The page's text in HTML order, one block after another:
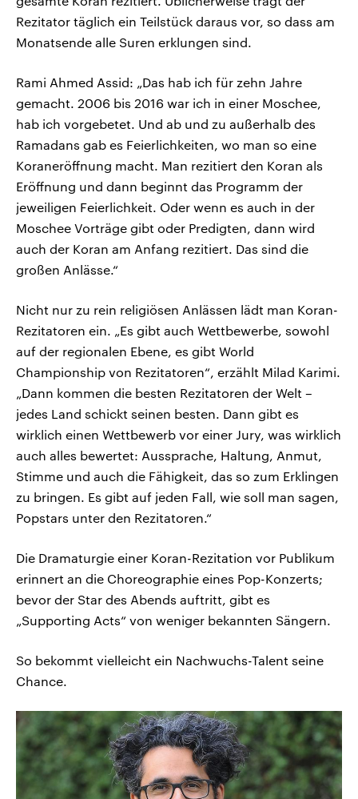
Rezitator täglich ein Teilstück daraus vor, so dass am
Monatsende alle Suren erklungen sind.
Rami Ahmed Assid: „Das hab ich für zehn Jahre
gemacht. 2006 bis 2016 war ich in einer Moschee,
hab ich vorgebetet. Und ab und zu außerhalb des
Ramadans gab es Feierlichkeiten, wo man so eine
Koraneröffnung macht. Man rezitiert den Koran als
Eröffnung und dann beginnt das Programm der
jeweiligen Feierlichkeit. Oder wenn es auch in der
Moschee Vorträge gibt oder Predigten, dann wird
auch der Koran am Anfang rezitiert. Das sind die
großen Anlässe.“
Nicht nur zu rein religiösen Anlässen lädt man Koran-
Rezitatoren ein. „Es gibt auch Wettbewerbe, sowohl
auf der regionalen Ebene, es gibt World
Championship von Rezitatoren“, erzählt Milad Karimi.
„Dann kommen die besten Rezitatoren der Welt –
jedes Land schickt seinen besten. Dann gibt es
wirklich einen Wettbewerb vor einer Jury, was wirklich
auch alles bewertet: Aussprache, Haltung, Anmut,
Stimme und auch die Fähigkeit, das so zum Erklingen
zu bringen. Es gibt auf jeden Fall, wie soll man sagen,
Popstars unter den Rezitatoren.“
Die Dramaturgie einer Koran-Rezitation vor Publikum
erinnert an die Choreographie eines Pop-Konzerts;
bevor der Star des Abends auftritt, gibt es
„Supporting Acts“ von weniger bekannten Sängern.
So bekommt vielleicht ein Nachwuchs-Talent seine
Chance.